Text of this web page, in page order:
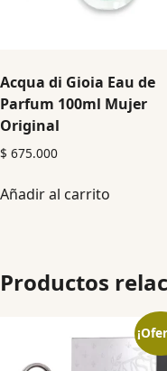
Acqua di Gioia Eau de
Parfum 100ml Mujer
Original
$ 675.000
Añadir al carrito
Productos